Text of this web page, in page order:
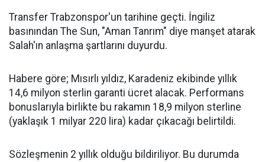
Transfer Trabzonspor'un tarihine geçti. İngiliz
basınından The Sun, "Aman Tanrım" diye manşet atarak
Salah'ın anlaşma şartlarını duyurdu.
Habere göre; Mısırlı yıldız, Karadeniz ekibinde yıllık
14,6 milyon sterlin garanti ücret alacak. Performans
bonuslarıyla birlikte bu rakamın 18,9 milyon sterline
(yaklaşık 1 milyar 220 lira) kadar çıkacağı belirtildi.
Sözleşmenin 2 yıllık olduğu bildiriliyor. Bu durumda